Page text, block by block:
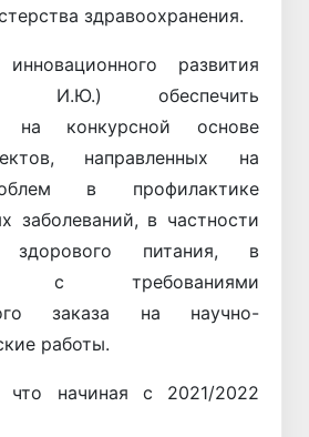
здравоохранения.
развития
И.Ю.) обеспечить
на конкурсной основе
направленных на
в профилактике
заболеваний, в частности
питания, в
с требованиями
заказа на научно-
работы.
что начиная с 2021/2022